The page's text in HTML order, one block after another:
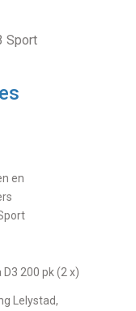
Sport
en
200 pk (2 x)
Lelystad,